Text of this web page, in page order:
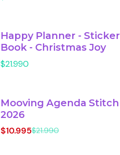
Happy Planner - Sticker
Book - Christmas Joy
$21.990
-50% OFF
Mooving Agenda Stitch
2026
$10.995$21.990